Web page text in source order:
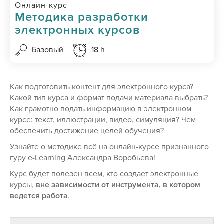
Онлайн-курс
Методика разработки
электронных курсов
Базовый 18 h
Как подготовить контент для электронного курса?
Какой тип курса и формат подачи материала выбрать?
Как грамотно подать информацию в электронном
курсе: текст, иллюстрации, видео, симуляция? Чем
обеспечить достижение целей обучения?
Узнайте о методике всё на онлайн-курсе признанного
гуру e-Learning Александра Воробьева!
Курс будет полезен всем, кто создает электронные
курсы, вне зависимости от инструмента, в котором
ведется работа.